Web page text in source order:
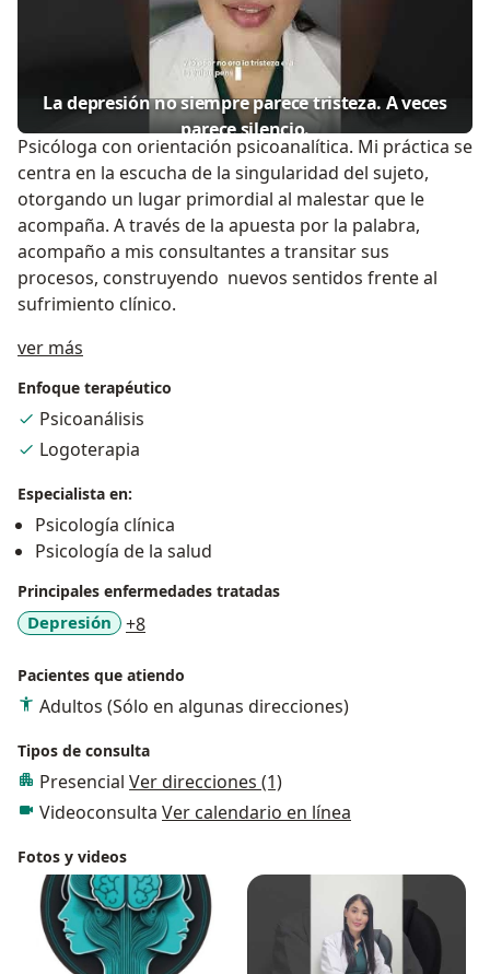
La depresión no siempre parece tristeza. A veces
parece silencio.
Psicóloga con orientación psicoanalítica. Mi práctica se
centra en la escucha de la singularidad del sujeto,
otorgando un lugar primordial al malestar que le
acompaña. A través de la apuesta por la palabra,
acompaño a mis consultantes a transitar sus
procesos, construyendo nuevos sentidos frente al
sufrimiento clínico.
ver más
Enfoque terapéutico
Psicoanálisis
Logoterapia
Especialista en:
Psicología clínica
Psicología de la salud
Principales enfermedades tratadas
Depresión +8a11y_sr_more_diseases
Pacientes que atiendo
Adultos (Sólo en algunas direcciones)
Tipos de consulta
Presencial Ver direcciones (1)
Videoconsulta Ver calendario en línea
Fotos y videos